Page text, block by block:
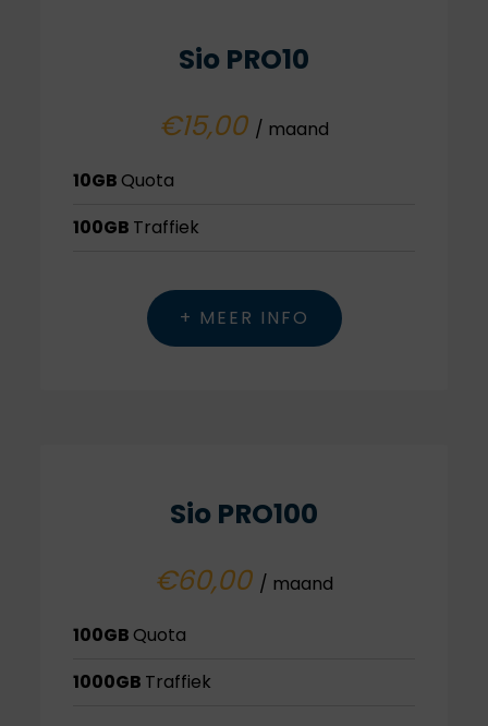
Sio PRO10
€15,00 / maand
10GB Quota
100GB Traffiek
+ MEER INFO
Sio PRO100
€60,00 / maand
100GB Quota
1000GB Traffiek